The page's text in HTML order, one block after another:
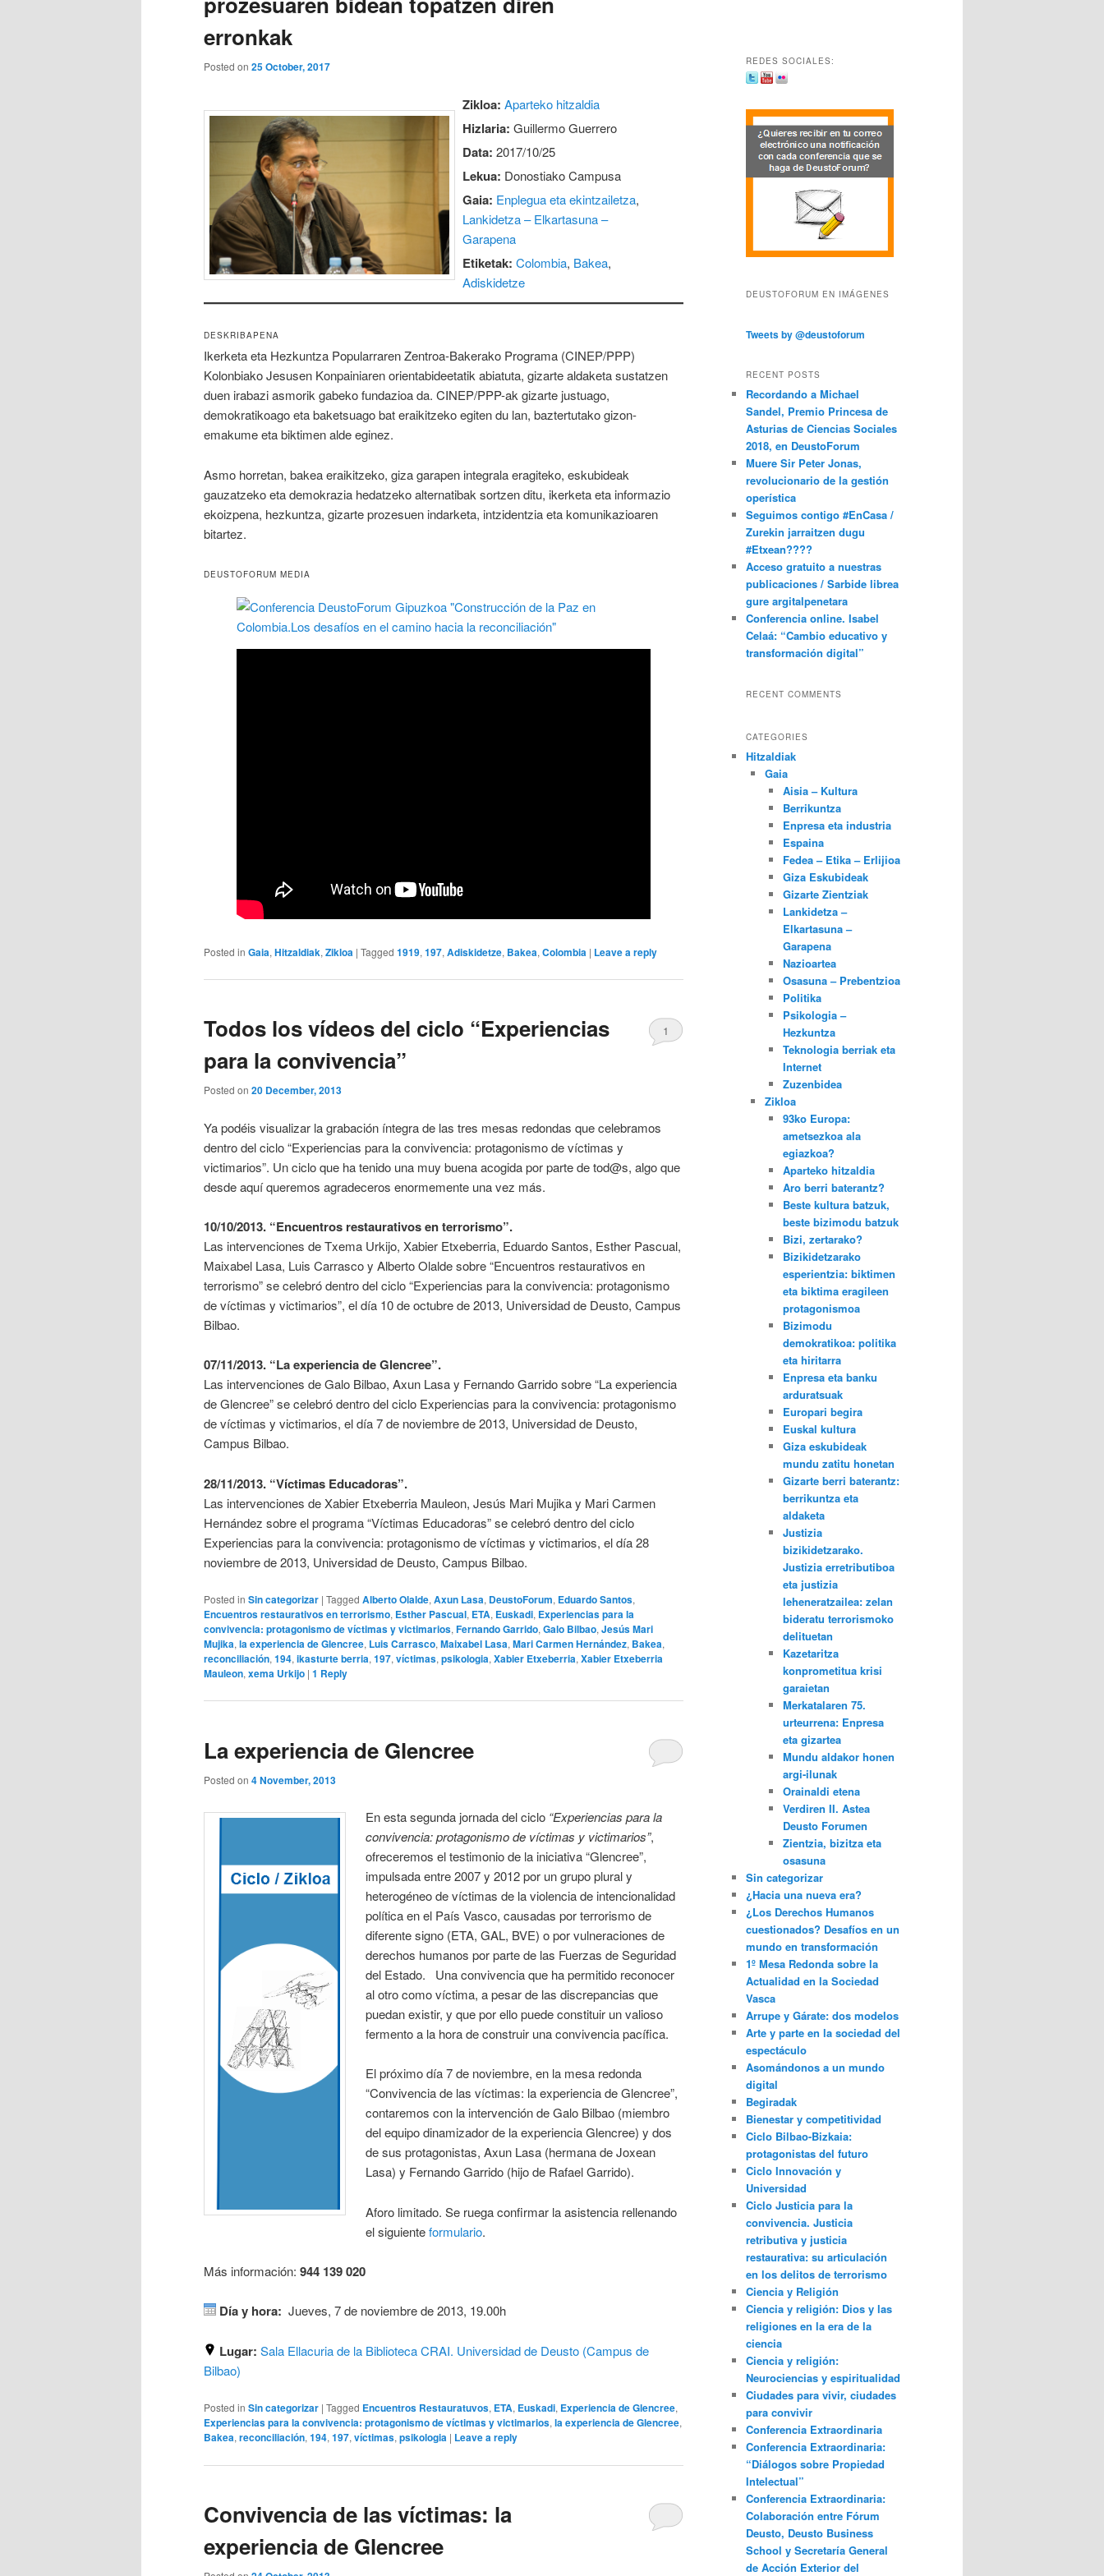
erronkak
Posted on 25 October, 2017
Zikloa: Aparteko hitzaldia
Hizlaria: Guillermo Guerrero
Data: 2017/10/25
Lekua: Donostiako Campusa
Gaia: Enplegua eta ekintzailetza,
Lankidetza – Elkartasuna –
Garapena
Etiketak: Colombia, Bakea,
Adiskidetze
DESKRIBAPENA
Ikerketa eta Hezkuntza Popularraren Zentroa-Bakerako Programa (CINEP/PPP)
Kolonbiako Jesusen Konpainiaren orientabideetatik abiatuta, gizarte aldaketa sustatzen
duen irabazi asmorik gabeko fundazioa da. CINEP/PPP-ak gizarte justuago,
demokratikoago eta baketsuago bat eraikitzeko egiten du lan, baztertutako gizon-
emakume eta biktimen alde eginez.
Asmo horretan, bakea eraikitzeko, giza garapen integrala eragiteko, eskubideak
gauzatzeko eta demokrazia hedatzeko alternatibak sortzen ditu, ikerketa eta informazio
ekoizpena, hezkuntza, gizarte prozesuen indarketa, intzidentzia eta komunikazioaren
bitartez.
DEUSTOFORUM MEDIA
Posted in Gaia, Hitzaldiak, Zikloa | Tagged 1919, 197, Adiskidetze, Bakea, Colombia | Leave a reply
Todos los vídeos del ciclo “Experiencias
para la convivencia”
Posted on 20 December, 2013
1
Ya podéis visualizar la grabación íntegra de las tres mesas redondas que celebramos
dentro del ciclo “Experiencias para la convivencia: protagonismo de víctimas y
victimarios”. Un ciclo que ha tenido una muy buena acogida por parte de tod@s, algo que
desde aquí queremos agradeceros enormemente una vez más.
10/10/2013. “Encuentros restaurativos en terrorismo”.
Las intervenciones de Txema Urkijo, Xabier Etxeberria, Eduardo Santos, Esther Pascual,
Maixabel Lasa, Luis Carrasco y Alberto Olalde sobre “Encuentros restaurativos en
terrorismo” se celebró dentro del ciclo “Experiencias para la convivencia: protagonismo
de víctimas y victimarios”, el día 10 de octubre de 2013, Universidad de Deusto, Campus
Bilbao.
07/11/2013. “La experiencia de Glencree”.
Las intervenciones de Galo Bilbao, Axun Lasa y Fernando Garrido sobre “La experiencia
de Glencree” se celebró dentro del ciclo Experiencias para la convivencia: protagonismo
de víctimas y victimarios, el día 7 de noviembre de 2013, Universidad de Deusto,
Campus Bilbao.
28/11/2013. “Víctimas Educadoras”.
Las intervenciones de Xabier Etxeberria Mauleon, Jesús Mari Mujika y Mari Carmen
Hernández sobre el programa “Víctimas Educadoras” se celebró dentro del ciclo
Experiencias para la convivencia: protagonismo de víctimas y victimarios, el día 28
noviembre de 2013, Universidad de Deusto, Campus Bilbao.
Posted in Sin categorizar | Tagged Alberto Olalde, Axun Lasa, DeustoForum, Eduardo Santos,
Encuentros restaurativos en terrorismo, Esther Pascual, ETA, Euskadi, Experiencias para la
convivencia: protagonismo de víctimas y victimarios, Fernando Garrido, Galo Bilbao, Jesús Mari
Mujika, la experiencia de Glencree, Luis Carrasco, Maixabel Lasa, Mari Carmen Hernández, Bakea,
reconciliación, 194, ikasturte berria, 197, víctimas, psikologia, Xabier Etxeberria, Xabier Etxeberria
Mauleon, xema Urkijo | 1 Reply
La experiencia de Glencree
Posted on 4 November, 2013
En esta segunda jornada del ciclo “Experiencias para la
convivencia: protagonismo de víctimas y victimarios”,
ofreceremos el testimonio de la iniciativa “Glencree”,
impulsada entre 2007 y 2012 por un grupo plural y
heterogéneo de víctimas de la violencia de intencionalidad
política en el País Vasco, causadas por terrorismo de
diferente signo (ETA, GAL, BVE) o por vulneraciones de
derechos humanos por parte de las Fuerzas de Seguridad
del Estado. Una convivencia que ha permitido reconocer
al otro como víctima, a pesar de las discrepancias que
puedan existir, y que por ello puede constituir un valioso
fermento a la hora de construir una convivencia pacífica.
El próximo día 7 de noviembre, en la mesa redonda
“Convivencia de las víctimas: la experiencia de Glencree”,
contaremos con la intervención de Galo Bilbao (miembro
del equipo dinamizador de la experiencia Glencree) y dos
de sus protagonistas, Axun Lasa (hermana de Joxean
Lasa) y Fernando Garrido (hijo de Rafael Garrido).
Aforo limitado. Se ruega confirmar la asistencia rellenando
el siguienteformulario.
Más información: 944 139 020
Día y hora: Jueves, 7 de noviembre de 2013, 19.00h
Lugar: Sala Ellacuria de la Biblioteca CRAI. Universidad de Deusto (Campus de
Bilbao)
Posted in Sin categorizar | Tagged Encuentros Restauratuvos, ETA, Euskadi, Experiencia de Glencree,
Experiencias para la convivencia: protagonismo de víctimas y victimarios, la experiencia de Glencree,
Bakea, reconciliación, 194, 197, víctimas, psikologia | Leave a reply
Convivencia de las víctimas: la
experiencia de Glencree
REDES SOCIALES:
DEUSTOFORUM EN IMÁGENES
Tweets by @deustoforum
RECENT POSTS
Recordando a Michael
Sandel, Premio Princesa de
Asturias de Ciencias Sociales
2018, en DeustoForum
Muere Sir Peter Jonas,
revolucionario de la gestión
operística
Seguimos contigo #EnCasa /
Zurekin jarraitzen dugu
#Etxean????
Acceso gratuito a nuestras
publicaciones / Sarbide librea
gure argitalpenetara
Conferencia online. Isabel
Celaá: “Cambio educativo y
transformación digital”
RECENT COMMENTS
CATEGORIES
Hitzaldiak
Gaia
Aisia – Kultura
Berrikuntza
Enpresa eta industria
Espaina
Fedea – Etika – Erlijioa
Giza Eskubideak
Gizarte Zientziak
Lankidetza –
Elkartasuna –
Garapena
Nazioartea
Osasuna – Prebentzioa
Politika
Psikologia –
Hezkuntza
Teknologia berriak eta
Internet
Zuzenbidea
Zikloa
93ko Europa:
ametsezkoa ala
egiazkoa?
Aparteko hitzaldia
Aro berri baterantz?
Beste kultura batzuk,
beste bizimodu batzuk
Bizi, zertarako?
Bizikidetzarako
esperientzia: biktimen
eta biktima eragileen
protagonismoa
Bizimodu
demokratikoa: politika
eta hiritarra
Enpresa eta banku
arduratsuak
Europari begira
Euskal kultura
Giza eskubideak
mundu zatitu honetan
Gizarte berri baterantz:
berrikuntza eta
aldaketa
Justizia
bizikidetzarako.
Justizia erretributiboa
eta justizia
leheneratzailea: zelan
bideratu terrorismoko
delituetan
Kazetaritza
konprometitua krisi
garaietan
Merkatalaren 75.
urteurrena: Enpresa
eta gizartea
Mundu aldakor honen
argi-ilunak
Orainaldi etena
Verdiren II. Astea
Deusto Forumen
Zientzia, bizitza eta
osasuna
Sin categorizar
¿Hacia una nueva era?
¿Los Derechos Humanos
cuestionados? Desafíos en un
mundo en transformación
1º Mesa Redonda sobre la
Actualidad en la Sociedad
Vasca
Arrupe y Gárate: dos modelos
Arte y parte en la sociedad del
espectáculo
Asomándonos a un mundo
digital
Begiradak
Bienestar y competitividad
Ciclo Bilbao-Bizkaia:
protagonistas del futuro
Ciclo Innovación y
Universidad
Ciclo Justicia para la
convivencia. Justicia
retributiva y justicia
restaurativa: su articulación
en los delitos de terrorismo
Ciencia y Religión
Ciencia y religión: Dios y las
religiones en la era de la
ciencia
Ciencia y religión:
Neurociencias y espiritualidad
Ciudades para vivir, ciudades
para convivir
Conferencia Extraordinaria
Conferencia Extraordinaria:
“Diálogos sobre Propiedad
Intelectual”
Conferencia Extraordinaria:
Colaboración entre Fórum
Deusto, Deusto Business
School y Secretaría General
de Acción Exterior del